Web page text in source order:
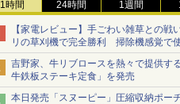
1時間 24時間 1週間
【家電レビュー】手ごわい雑草との戦
リの草刈機で完全勝利 掃除機感覚で
吉野家、牛リブロースを熱々で提供す
牛鉄板ステーキ定食」を発売
本日発売「スヌーピー」圧縮収納ポー